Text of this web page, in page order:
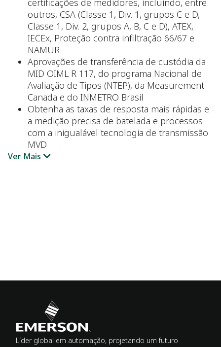
certificações de medidores, incluindo, entre
outros, CSA (Classe 1, Div. 1, grupos C e D,
Classe 1, Div. 2, grupos A, B, C e D), ATEX,
IECEx, Proteção contra infiltração 66/67 e
NAMUR
Aprovações de transferência de custódia da
MID OIML R 117, do programa Nacional de
Avaliação de Tipos (NTEP), da Measurement
Canada e do INMETRO Brasil
Obtenha as taxas de resposta mais rápidas e
a medição precisa de batelada e processos
com a inigualável tecnologia de transmissão
MVD
Ver Mais
Líder global em automação, projetando um futuro